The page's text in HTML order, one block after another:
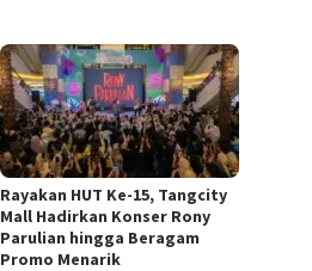
Rayakan HUT Ke-15, Tangcity
Mall Hadirkan Konser Rony
Parulian hingga Beragam
Promo Menarik